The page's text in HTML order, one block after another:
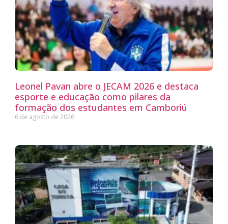
Leonel Pavan abre o JECAM 2026 e destaca
esporte e educação como pilares da
formação dos estudantes em Camboriú
6 de agosto de 2026